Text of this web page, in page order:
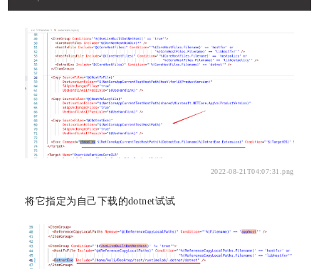
2022-08-21T04:07:31.png
将它指定为自己下载的dotnet试试